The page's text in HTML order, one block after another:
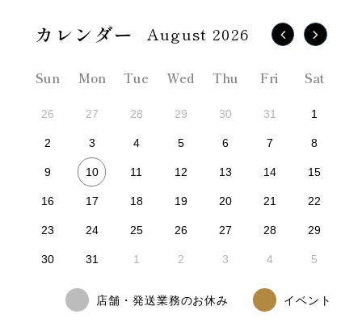
August 2026
Sun Mon Tue Wed Thu Fri Sat
26 27 28 29 30 31 1
2 3 4 5 6 7 8
9 10 11 12 13 14 15
16 17 18 19 20 21 22
23 24 25 26 27 28 29
30 31 1 2 3 4 5
店舗・発送業務のお休み イベント